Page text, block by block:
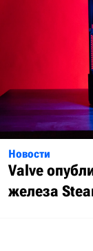
Новости
Valve
железа